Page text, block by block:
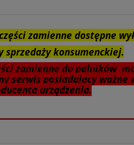
zamienne dostępne
sprzedaży konsumenckiej.
zamienne do palników
serwis posiadający ważne
urządzenia.